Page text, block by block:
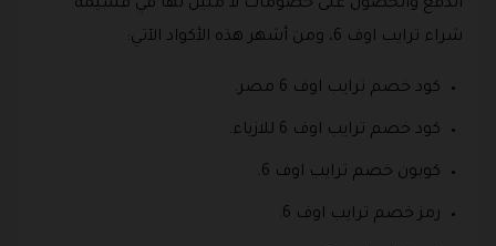
الدفع والحصول على خصومات لا مثيل لها في قسيمة
شراء ترايب اوف 6، ومن أشهر هذه الأكواد الآتي:
كود خصم ترايب اوف 6 مصر.
كود خصم ترايب اوف 6 للازياء.
كوبون خصم ترايب اوف 6.
رمز خصم ترايب اوف 6.